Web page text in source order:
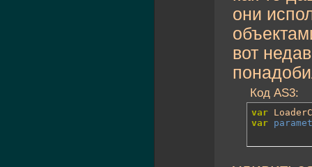
они
вот
Код AS3:
var
var